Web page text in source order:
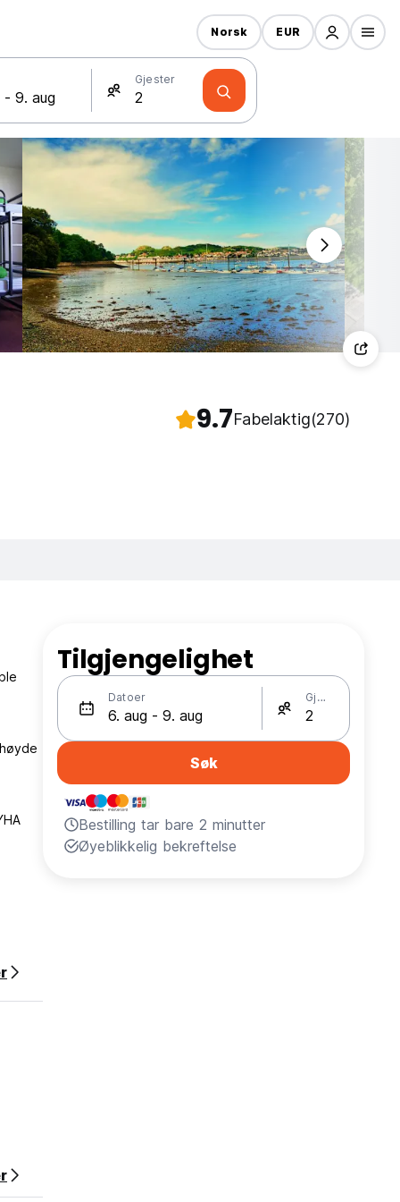
Gjester
Norsk EUR
9.7Fabelaktig(270)
Tilgjengelighet
Datoer Gjester
Søk
Bestilling tar bare 2 minutter
Øyeblikkelig bekreftelse